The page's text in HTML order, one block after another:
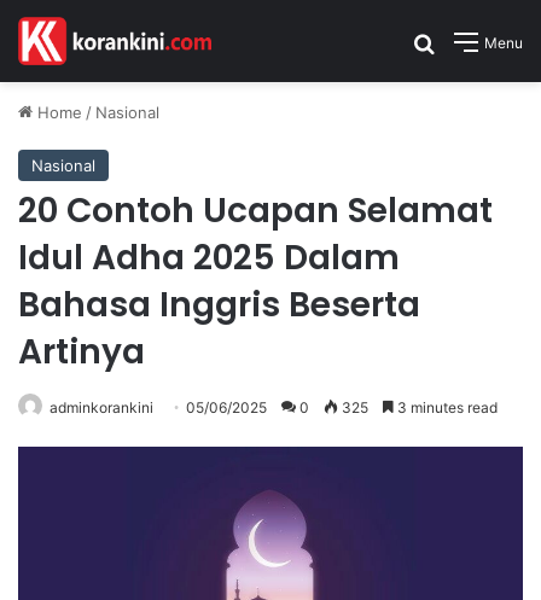
Menu
Search for
Home / Nasional
Nasional
20 Contoh Ucapan Selamat
Idul Adha 2025 Dalam
Bahasa Inggris Beserta
Artinya
adminkorankini 05/06/2025 0 325 3 minutes read